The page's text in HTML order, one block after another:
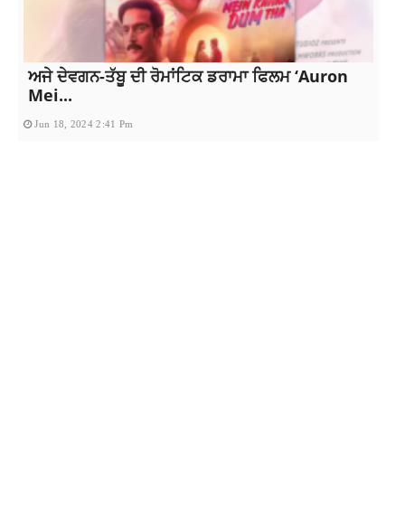
ਅਜੇ ਦੇਵਗਨ-ਤੱਬੂ ਦੀ ਰੋਮਾਂਟਿਕ ਡਰਾਮਾ ਫਿਲਮ ‘Auron
Mei...
Jun 18, 2024 2:41 Pm